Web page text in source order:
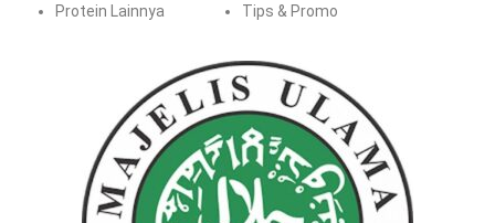
Protein Lainnya
Tips & Promo